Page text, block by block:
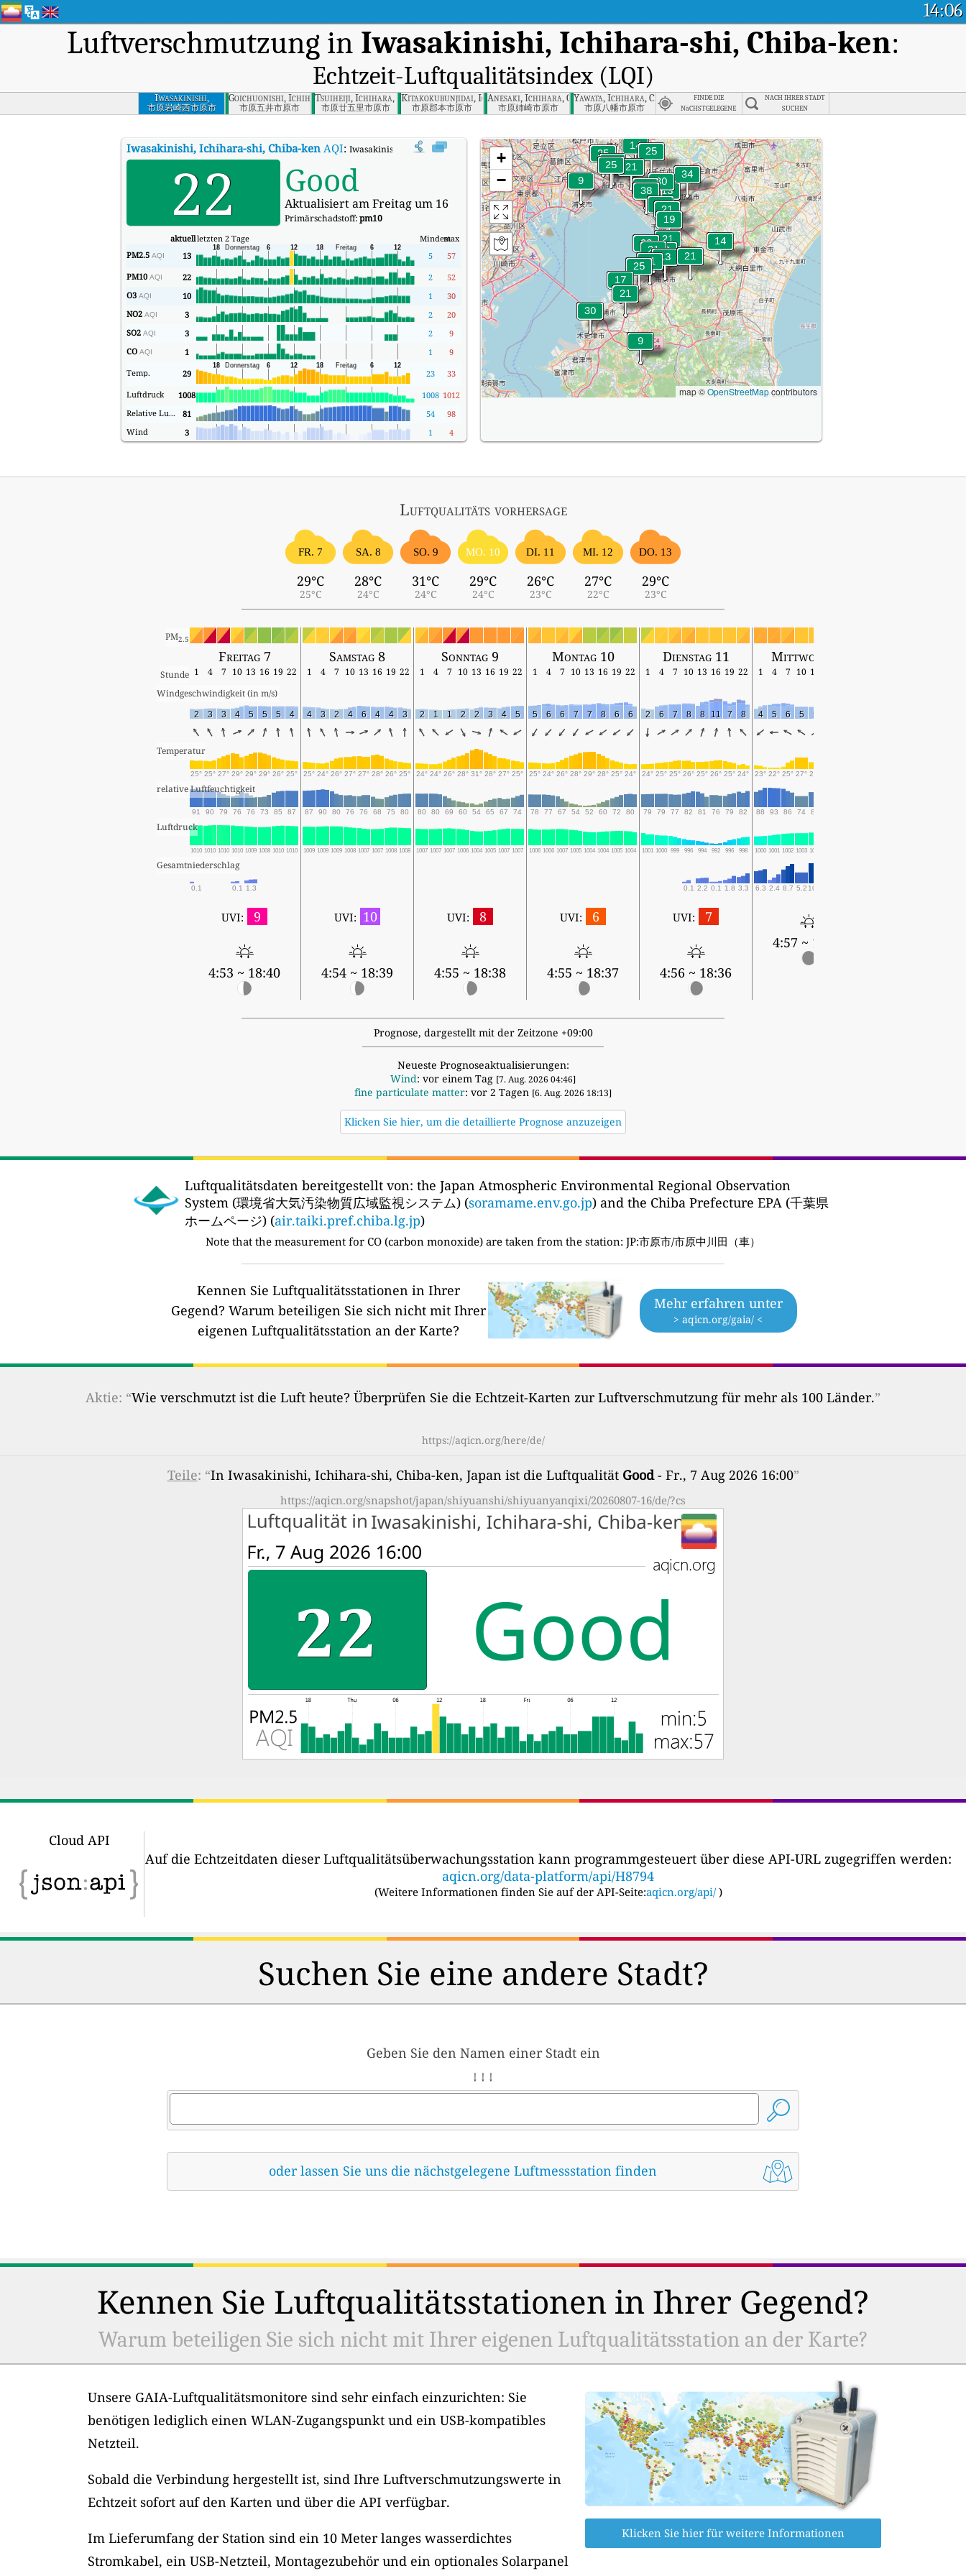
14:06
Luftverschmutzung in Iwasakinishi, Ichihara-shi, Chiba-ken:
Echtzeit-Luftqualitätsindex (LQI)
Iwasakinishi,
Ichihara-shi, Chiba-
ken
市原岩崎西市原市
Goichuonishi, Ichihara, Chiba
市原五井市原市
Tsuiheiji, Ichihara, Chiba
市原廿五里市原市
Kitakokubunjidai, Ichihara, Chiba
市原郡本市原市
Anesaki, Ichihara, Chiba
市原姉崎市原市
Yawata, Ichihara, Chiba
市原八幡市原市
FINDE DIE
NäCHSTGELEGENE
NACH IHRER STADT
SUCHEN
Iwasakinishi, Ichihara-shi, Chiba-kenAQI: Iwasakinishi, Ichihara-shi, Chiba-ken Echtzeit-Luftqualitätsindex (AQI).
22 Good
Aktualisiert am Freitag um 16
Primärschadstoff:pm10
aktuellletzten 2 Tage Mindestmax
PM2.5 AQI 13 5
57
PM10 AQI 22 2
52
O3 AQI 10 1
30
NO2 AQI 3 2
20
SO2 AQI 3 2
9
CO AQI 1 1
9
Temp.
29 23
33
Luftdruck
1008 1008 1012
Relative Luftfeuchtigkeit
81 54
98
Wind
3 1 4
+
−
map ©OpenStreetMapcontributors
Luftqualitäts vorhersage
FR. 7
29°C
25°C
SA. 8
28°C
24°C
SO. 9
31°C
24°C
MO. 10
29°C
24°C
DI. 11
26°C
23°C
MI. 12
27°C
22°C
DO. 13
29°C
23°C
PM2.5
Freitag 7 Samstag 8 Sonntag 9 Montag 10 Dienstag 11 Mittwoch 12
Stunde 1 4 7 10 13 16 19 22 1 4 7 10 13 16 19 22 1 4 7 10 13 16 19 22 1 4 7 10 13 16 19 22 1 4 7 10 13 16 19 22 1 4 7 10 13
Windgeschwindigkeit (in m/s)
2 3 3 4 5 5 5 4 4 3 2 4 6 4 4 3 2 1 1 2 2 3 4 5 5 6 6 7 7 8 6 6 2 6 7 8 8 11 7 8 4 5 6 5 5
Temperatur
25° 25° 27° 29° 29° 29° 26° 25° 25° 24° 26° 27° 27° 28° 26° 25° 24° 24° 26° 28° 31° 28° 27° 25° 25° 24° 26° 28° 29° 28° 25° 24° 24° 25° 25° 26° 25° 26° 25° 24° 23° 22° 25° 27° 25°
relative Luftfeuchtigkeit
91 90 79 76 76 73 85 87 87 90 80 76 76 68 75 80 80 80 69 60 54 65 67 74 78 77 67 54 52 60 72 80 79 79 77 82 81 76 79 82 88 93 86 74 84
Luftdruck
1010 1010 1010 1010 1009 1008 1010 1010 1009 1009 1009 1008 1007 1007 1008 1008 1007 1007 1007 1006 1004 1005 1007 1007 1006 1006 1007 1005 1004 1004 1005 1004 1001 1000 999 996 994 992 996 998 1000 1001 1002 1003 1003
Gesamtniederschlag
0.1 0.1 1.3 0.1 2.2 0.1 1.8 3.3 6.3 2.4 8.7 5.2 10.3
UVI: 9
4:53 ~ 18:40
UVI: 10
4:54 ~ 18:39
UVI: 8
4:55 ~ 18:38
UVI: 6
4:55 ~ 18:37
UVI: 7
4:56 ~ 18:36
4:57 ~ 18:35
Prognose, dargestellt mit der Zeitzone +09:00
Neueste Prognoseaktualisierungen:
Wind: vor einem Tag [7. Aug. 2026 04:46]
fine particulate matter: vor 2 Tagen [6. Aug. 2026 18:13]
Klicken Sie hier, um die detaillierte Prognose anzuzeigen
Luftqualitätsdaten bereitgestellt von: the Japan Atmospheric Environmental Regional Observation
System (環境省大気汚染物質広域監視システム) (soramame.env.go.jp) and the Chiba Prefecture EPA (千葉県
ホームページ) (air.taiki.pref.chiba.lg.jp)
Note that the measurement for CO (carbon monoxide) are taken from the station: JP:市原市/市原中川田（車）
Kennen Sie Luftqualitätsstationen in Ihrer
Gegend? Warum beteiligen Sie sich nicht mit Ihrer
eigenen Luftqualitätsstation an der Karte?
Mehr erfahren unter
> aqicn.org/gaia/ <
Aktie: “Wie verschmutzt ist die Luft heute? Überprüfen Sie die Echtzeit-Karten zur Luftverschmutzung für mehr als 100 Länder.”
https://aqicn.org/here/de/
Teile: “In Iwasakinishi, Ichihara-shi, Chiba-ken, Japan ist die Luftqualität Good- Fr., 7 Aug 2026 16:00”
https://aqicn.org/snapshot/japan/shiyuanshi/shiyuanyanqixi/20260807-16/de/?cs
Cloud API
Auf die Echtzeitdaten dieser Luftqualitätsüberwachungsstation kann programmgesteuert über diese API-URL zugegriffen werden:
aqicn.org/data-platform/api/H8794
(Weitere Informationen finden Sie auf der API-Seite:aqicn.org/api/ )
Suchen Sie eine andere Stadt?
Geben Sie den Namen einer Stadt ein
↓ ↓ ↓
oder lassen Sie uns die nächstgelegene Luftmessstation finden
Kennen Sie Luftqualitätsstationen in Ihrer Gegend?
Warum beteiligen Sie sich nicht mit Ihrer eigenen Luftqualitätsstation an der Karte?
Unsere GAIA-Luftqualitätsmonitore sind sehr einfach einzurichten: Sie
benötigen lediglich einen WLAN-Zugangspunkt und ein USB-kompatibles
Netzteil.
Sobald die Verbindung hergestellt ist, sind Ihre Luftverschmutzungswerte in
Echtzeit sofort auf den Karten und über die API verfügbar.
Im Lieferumfang der Station sind ein 10 Meter langes wasserdichtes
Stromkabel, ein USB-Netzteil, Montagezubehör und ein optionales Solarpanel
Klicken Sie hier für weitere Informationen